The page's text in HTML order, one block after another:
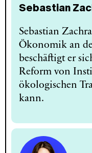
Sebastian
Sebastian
Ökonomik an
beschäftigt er
Reform von
ökologischen
kann.